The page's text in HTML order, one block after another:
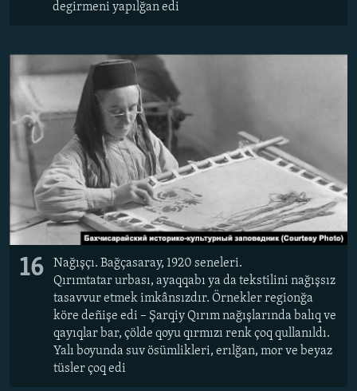
degirmeni yapılğan edi
16
Nağışçı. Bağçasaray, 1920 seneleri.
Qırımtatar urbası, ayaqqabı ya da tekstilini nağışsız
tasavvur etmek imkânsızdır. Örnekler regionğa
köre deñişe edi – Şarqiy Qırım nağışlarında balıq ve
qayıqlar bar, çölde qoyu qırmızı renk çoq qullanıldı.
Yalı boyunda suv ösümlikleri, erılğan, mor ve beyaz
tüsler çoq edi